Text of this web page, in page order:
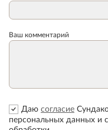
Ваш комментарий
Даю согласие
персональных данных и